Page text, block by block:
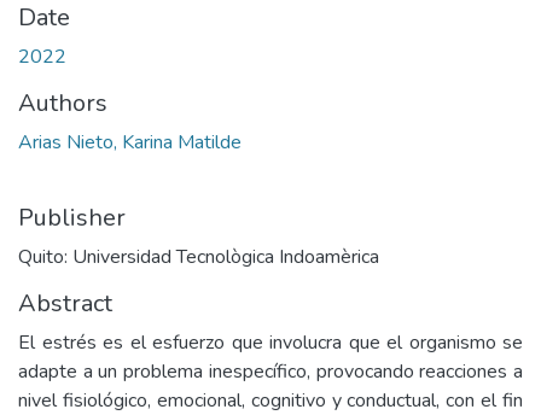
Date
2022
Authors
Arias Nieto, Karina Matilde
Publisher
Quito: Universidad Tecnològica Indoamèrica
Abstract
El estrés es el esfuerzo que involucra que el organismo se
adapte a un problema inespecífico, provocando reacciones a
nivel fisiológico, emocional, cognitivo y conductual, con el fin